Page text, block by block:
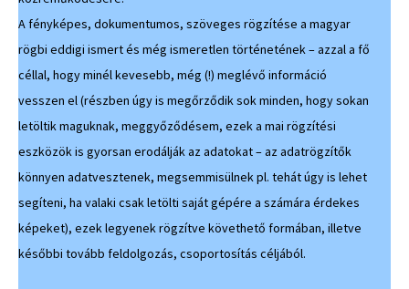
A fényképes, dokumentumos, szöveges rögzítése a magyar
rögbi eddigi ismert és még ismeretlen történetének – azzal a fő
céllal, hogy minél kevesebb, még (!) meglévő információ
vesszen el (részben úgy is megőrződik sok minden, hogy sokan
letöltik maguknak, meggyőződésem, ezek a mai rögzítési
eszközök is gyorsan erodálják az adatokat – az adatrögzítők
könnyen adatvesztenek, megsemmisülnek pl. tehát úgy is lehet
segíteni, ha valaki csak letölti saját gépére a számára érdekes
képeket), ezek legyenek rögzítve követhető formában, illetve
későbbi tovább feldolgozás, csoportosítás céljából.